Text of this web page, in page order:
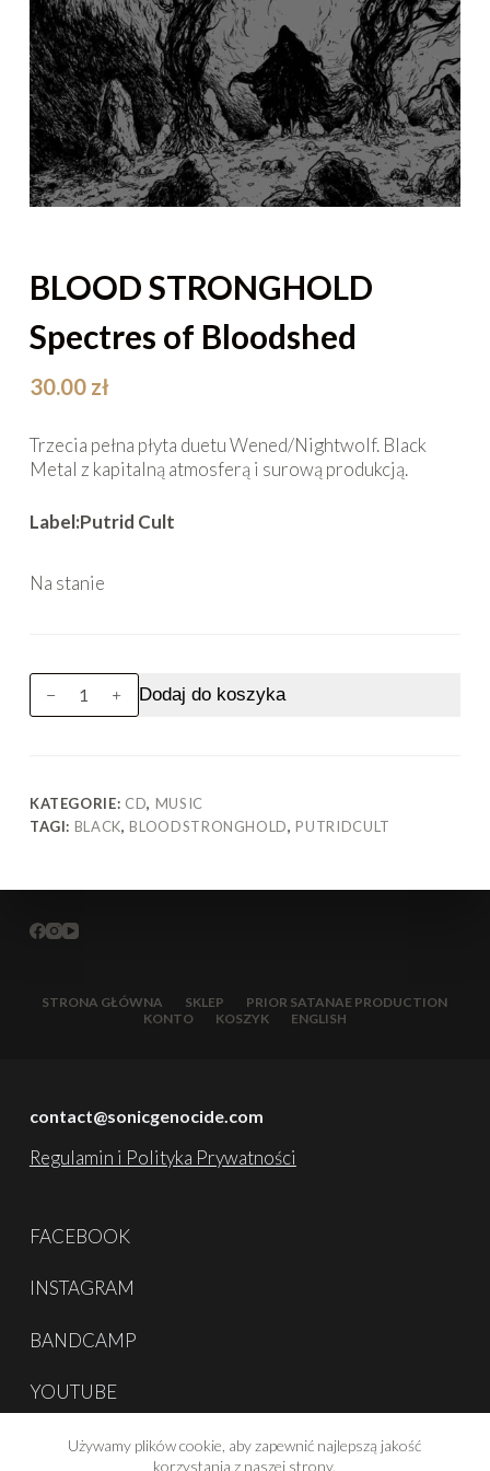
Używamy plików cookie, aby zapewnić najlepszą jakość
korzystania z naszej strony.
BLOOD STRONGHOLD
Spectres of Bloodshed
30.00 zł
Trzecia pełna płyta duetu Wened/Nightwolf. Black
Metal z kapitalną atmosferą i surową produkcją.
Label:Putrid Cult
Na stanie
ilość
BLOOD
STRONGHOLD
Dodaj do koszyka
KATEGORIE: CD, MUSIC
TAGI: BLACK,BLOODSTRONGHOLD,PUTRIDCULT
STRONA GŁÓWNA SKLEP
PRIOR SATANAE PRODUCTION
KONTO
KOSZYK ENGLISH
contact@sonicgenocide.com
Regulamin i Polityka Prywatności
FACEBOOK
INSTAGRAM
BANDCAMP
YOUTUBE